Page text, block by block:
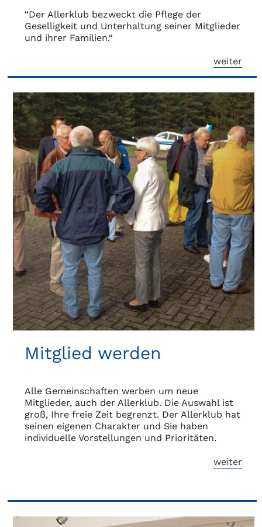
“Der Allerklub bezweckt die Pflege der
Geselligkeit und Unterhaltung seiner Mitglieder
und ihrer Familien.“
weiter
Mitglied werden
Alle Gemeinschaften werben um neue
Mitglieder, auch der Allerklub. Die Auswahl ist
groß, Ihre freie Zeit begrenzt. Der Allerklub hat
seinen eigenen Charakter und Sie haben
individuelle Vorstellungen und Prioritäten.
weiter